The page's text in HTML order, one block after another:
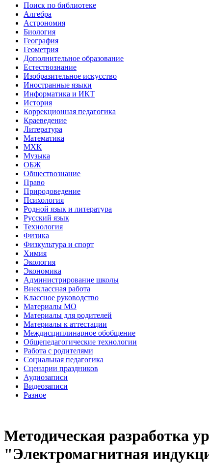
Поиск по библиотеке
Алгебра
Астрономия
Биология
География
Геометрия
Дополнительное образование
Естествознание
Изобразительное искусство
Иностранные языки
Информатика и ИКТ
История
Коррекционная педагогика
Краеведение
Литература
Математика
МХК
Музыка
ОБЖ
Обществознание
Право
Природоведение
Психология
Родной язык и литература
Русский язык
Технология
Физика
Физкультура и спорт
Химия
Экология
Экономика
Администрирование школы
Внеклассная работа
Классное руководство
Материалы МО
Материалы для родителей
Материалы к аттестации
Междисциплинарное обобщение
Общепедагогические технологии
Работа с родителями
Социальная педагогика
Сценарии праздников
Аудиозаписи
Видеозаписи
Разное
Методическая разработка
"Электромагнитная